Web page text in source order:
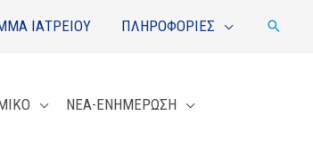
ΙΑΤΡΕΙΟΥ ΠΛΗΡΟΦΟΡΙΕΣ
ΝΕΑ-ΕΝΗΜΕΡΩΣΗ